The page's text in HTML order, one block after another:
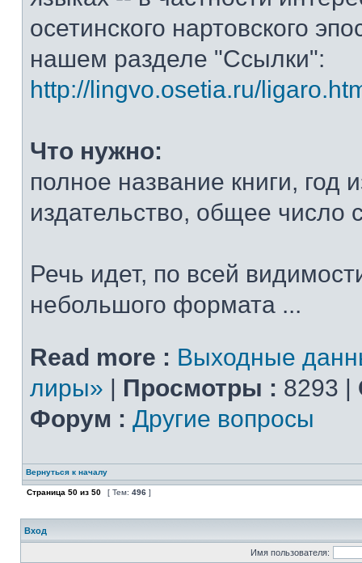
осетинского нартовского
нашем разделе "Ссылки":
http://lingvo.osetia.ru/
Что нужно:
полное название книги, год
издательство, общее число
Речь идет, по всей
небольшого формата ...
Read more : Выходные
лиры» | Просмотры : 8293 |
Форум : Другие вопросы
Вернуться к началу
Страница 50 из 50 [ Тем: 496 ]
Вход
Имя пользователя: